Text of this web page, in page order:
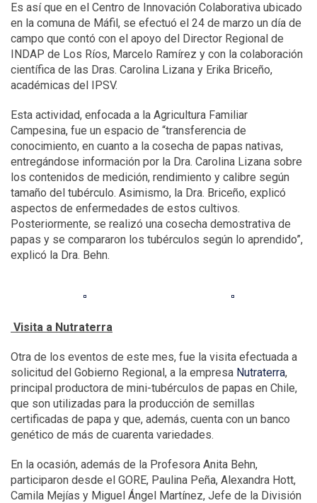
Es así que en el Centro de Innovación Colaborativa ubicado
en la comuna de Máfil, se efectuó el 24 de marzo un día de
campo que contó con el apoyo del Director Regional de
INDAP de Los Ríos, Marcelo Ramírez y con la colaboración
científica de las Dras. Carolina Lizana y Erika Briceño,
académicas del IPSV.
Esta actividad, enfocada a la Agricultura Familiar
Campesina, fue un espacio de “transferencia de
conocimiento, en cuanto a la cosecha de papas nativas,
entregándose información por la Dra. Carolina Lizana sobre
los contenidos de medición, rendimiento y calibre según
tamaño del tubérculo. Asimismo, la Dra. Briceño, explicó
aspectos de enfermedades de estos cultivos.
Posteriormente, se realizó una cosecha demostrativa de
papas y se compararon los tubérculos según lo aprendido”,
explicó la Dra. Behn.
Visita a Nutraterra
Otra de los eventos de este mes, fue la visita efectuada a
solicitud del Gobierno Regional, a la empresa Nutraterra,
principal productora de mini-tubérculos de papas en Chile,
que son utilizadas para la producción de semillas
certificadas de papa y que, además, cuenta con un banco
genético de más de cuarenta variedades.
En la ocasión, además de la Profesora Anita Behn,
participaron desde el GORE, Paulina Peña, Alexandra Hott,
Camila Mejías y Miguel Ángel Martínez, Jefe de la División